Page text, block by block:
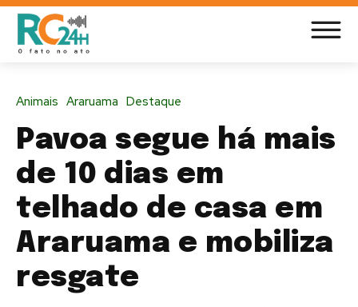
Animais Araruama Destaque
Pavoa segue há mais
de 10 dias em
telhado de casa em
Araruama e mobiliza
resgate